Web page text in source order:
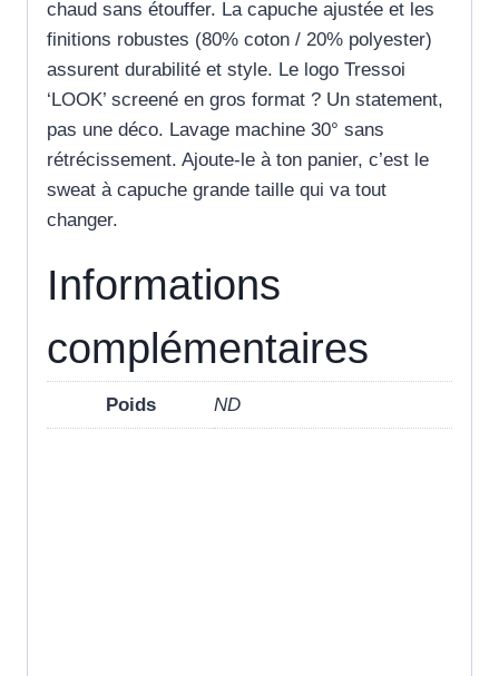
chaud sans étouffer. La capuche ajustée et les
finitions robustes (80% coton / 20% polyester)
assurent durabilité et style. Le logo Tressoi
‘LOOK’ screené en gros format ? Un statement,
pas une déco. Lavage machine 30° sans
rétrécissement. Ajoute-le à ton panier, c’est le
sweat à capuche grande taille qui va tout
changer.
Informations
complémentaires
Poids ND